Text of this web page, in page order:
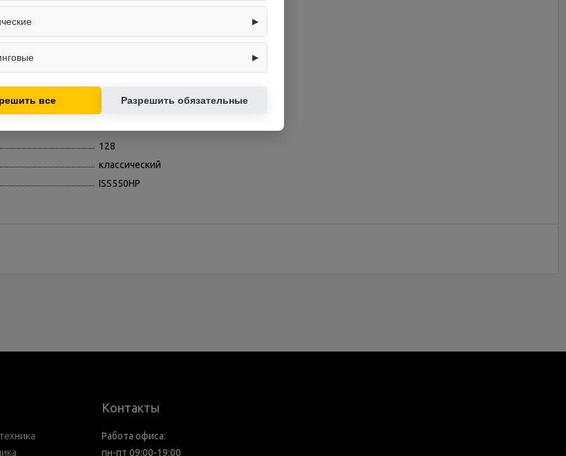
12
93
29.6
128
классический
ISS550НР
Контакты
Работа офиса:
пн-пт 09:00-19:00
корректную работу сайта: оформление заказа, корзина,
кабинет. Без них основные функции могут быть
▶
информацию о посещениях и использовании
счётчики аналитики), помогают улучшать интерфейс и
▶
все Разрешить обязательные